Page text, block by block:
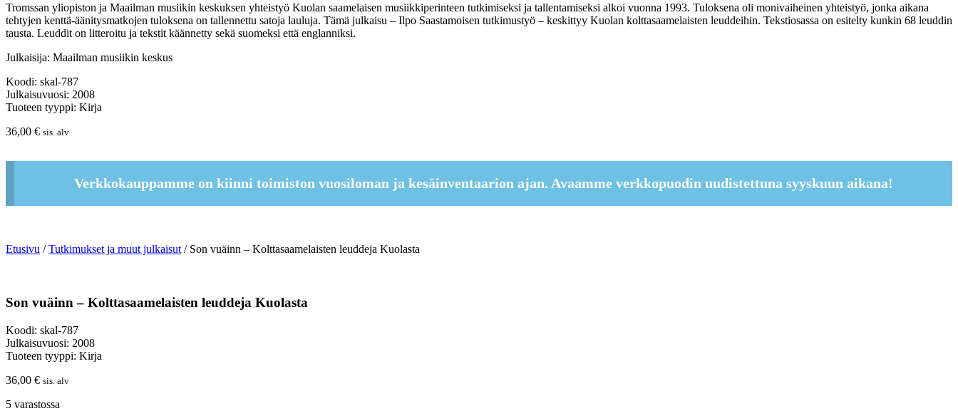
Tromssan yliopiston ja Maailman musiikin keskuksen yhteistyö Kuolan saamelaisen musiikkiperinteen tutkimiseksi ja tallentamiseksi alkoi vuonna 1993. Tuloksena oli monivaiheinen yhteistyö, jonka aikana
tehtyjen kenttä-äänitysmatkojen tuloksena on tallennettu satoja lauluja. Tämä julkaisu – Ilpo Saastamoisen tutkimustyö – keskittyy Kuolan kolttasaamelaisten leuddeihin. Tekstiosassa on esitelty kunkin 68 leuddin
tausta. Leuddit on litteroitu ja tekstit käännetty sekä suomeksi että englanniksi.
Julkaisija: Maailman musiikin keskus
Koodi: skal-787
Julkaisuvuosi: 2008
Tuoteen tyyppi: Kirja
36,00 € sis. alv
Verkkokauppamme on kiinni toimiston vuosiloman ja kesäinventaarion ajan. Avaamme verkkopuodin uudistettuna syyskuun aikana!
Etusivu /Tutkimukset ja muut julkaisut/ Son vuäinn – Kolttasaamelaisten leuddeja Kuolasta
Son vuäinn – Kolttasaamelaisten leuddeja Kuolasta
Koodi: skal-787
Julkaisuvuosi: 2008
Tuoteen tyyppi: Kirja
36,00 € sis. alv
5 varastossa